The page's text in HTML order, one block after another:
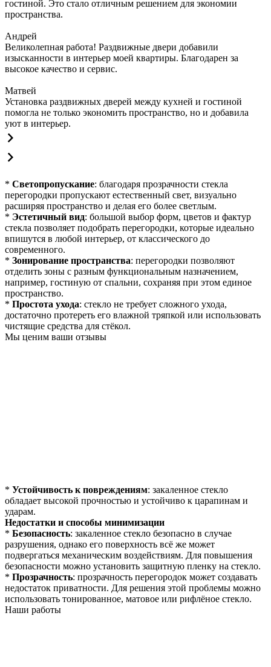
гостиной. Это стало отличным решением для экономии
пространства.
Андрей
Великолепная работа! Раздвижные двери добавили
изысканности в интерьер моей квартиры. Благодарен за
высокое качество и сервис.
Матвей
Установка раздвижных дверей между кухней и гостиной
помогла не только экономить пространство, но и добавила
уют в интерьер.
* Светопропускание: благодаря прозрачности стекла
перегородки пропускают естественный свет, визуально
расширяя пространство и делая его более светлым.
* Эстетичный вид: большой выбор форм, цветов и фактур
стекла позволяет подобрать перегородки, которые идеально
впишутся в любой интерьер, от классического до
современного.
* Зонирование пространства: перегородки позволяют
отделить зоны с разным функциональным назначением,
например, гостиную от спальни, сохраняя при этом единое
пространство.
* Простота ухода: стекло не требует сложного ухода,
достаточно протереть его влажной тряпкой или использовать
чистящие средства для стёкол.
Мы ценим ваши отзывы
* Устойчивость к повреждениям: закаленное стекло
обладает высокой прочностью и устойчиво к царапинам и
ударам.
Недостатки и способы минимизации
* Безопасность: закаленное стекло безопасно в случае
разрушения, однако его поверхность всё же может
подвергаться механическим воздействиям. Для повышения
безопасности можно установить защитную пленку на стекло.
* Прозрачность: прозрачность перегородок может создавать
недостаток приватности. Для решения этой проблемы можно
использовать тонированное, матовое или рифлёное стекло.
Наши работы